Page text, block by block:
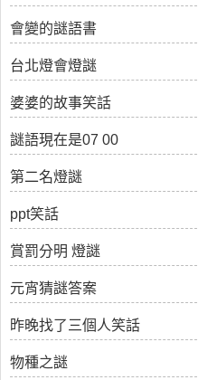
會變的謎語書
台北燈會燈謎
婆婆的故事笑話
謎語現在是07 00
第二名燈謎
ppt笑話
賞罰分明 燈謎
元宵猜謎答案
昨晚找了三個人笑話
物種之謎